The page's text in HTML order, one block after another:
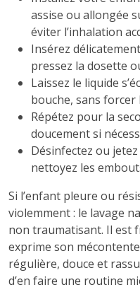
assise ou allongée
éviter l’inhalation
Insérez
pressez la dosette
Laissez le liquide
bouche, sans forcer
Répétez pour la
doucement si
Désinfectez ou
nettoyez les
Si l’enfant pleure ou
violemment : le lavage
non traumatisant. Il est
exprime son
régulière, douce et
d’en faire une routine